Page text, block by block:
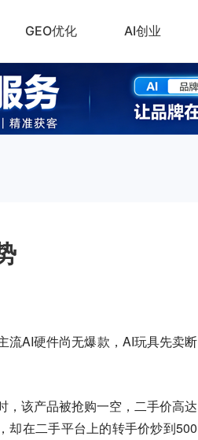
GEO优化 AI创业
流AI硬件尚无爆款，AI玩具先卖断
，该产品被抢购一空，二手价高达
却在二手平台上的转手价炒到500